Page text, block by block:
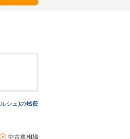
シェ)の燃費
中古車相場